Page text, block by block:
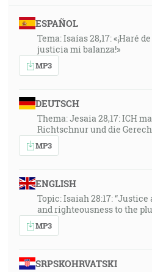
ESPAÑOL
Tema: Isaías 28,17: «¡Haré
justicia mi balanza!»
MP3
DEUTSCH
Thema: Jesaia 28,17: ICH
Richtschnur und die
MP3
ENGLISH
Topic: Isaiah 28:17:
and righteousness to the
MP3
SRPSKOHRVATSKI